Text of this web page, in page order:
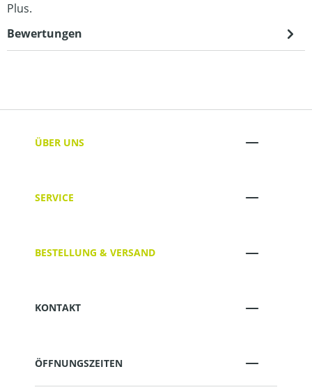
Plus.
Bewertungen
ÜBER UNS
SERVICE
BESTELLUNG & VERSAND
KONTAKT
ÖFFNUNGSZEITEN